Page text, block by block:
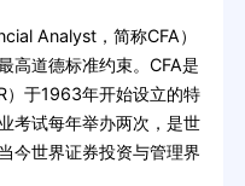
Analyst，简称CFA）
高道德标准约束。CFA是
）于1963年开始设立的特
考试每年举办两次，是世
今世界证券投资与管理界